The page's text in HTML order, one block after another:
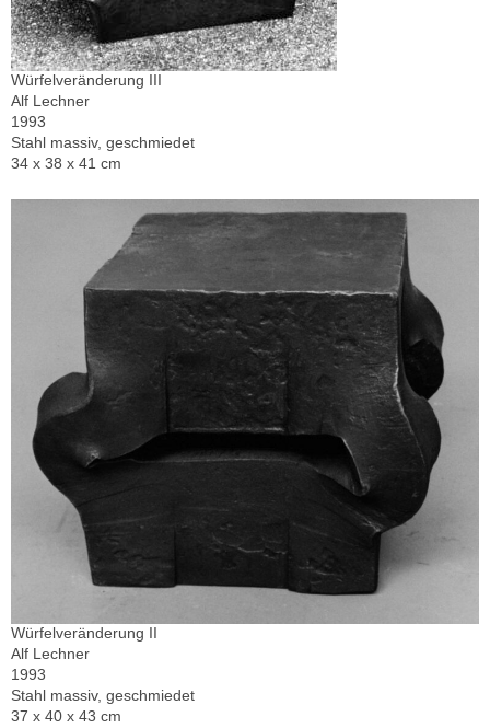
Würfelveränderung III
Alf Lechner
1993
Stahl massiv, geschmiedet
34 x 38 x 41 cm
Würfelveränderung II
Alf Lechner
1993
Stahl massiv, geschmiedet
37 x 40 x 43 cm